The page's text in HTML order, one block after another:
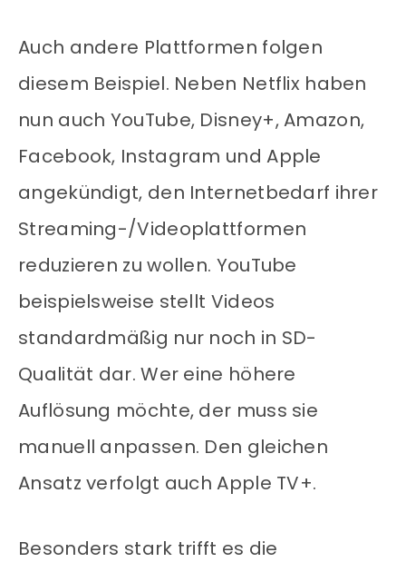
Auch andere Plattformen folgen
diesem Beispiel. Neben Netflix haben
nun auch YouTube, Disney+, Amazon,
Facebook, Instagram und Apple
angekündigt, den Internetbedarf ihrer
Streaming-/Videoplattformen
reduzieren zu wollen. YouTube
beispielsweise stellt Videos
standardmäßig nur noch in SD-
Qualität dar. Wer eine höhere
Auflösung möchte, der muss sie
manuell anpassen. Den gleichen
Ansatz verfolgt auch Apple TV+.
Besonders stark trifft es die